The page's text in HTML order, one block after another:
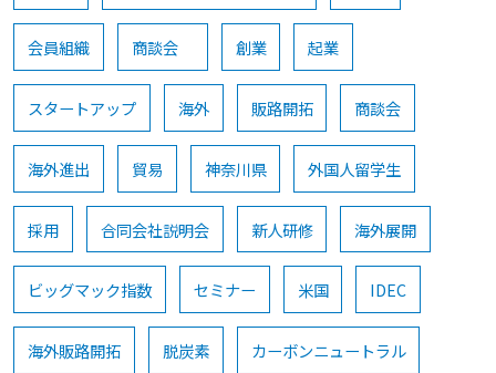
会員組織 商談会 創業 起業
スタートアップ 海外 販路開拓 商談会
海外進出 貿易 神奈川県 外国人留学生
採用 合同会社説明会 新人研修 海外展開
ビッグマック指数 セミナー 米国 IDEC
海外販路開拓 脱炭素 カーボンニュートラル